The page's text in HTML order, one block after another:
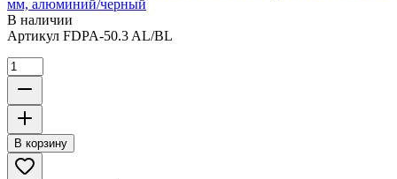
мм, алюминий/черный
В наличии
Артикул FDPA-50.3 AL/BL
В корзину